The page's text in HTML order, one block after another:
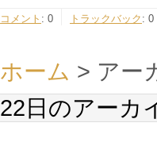
コメント : 0 トラックバック : 0
ホーム > アー
22日のアーカ